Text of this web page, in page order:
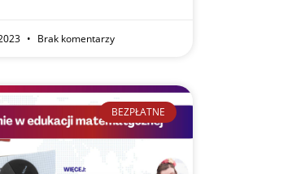
Brak komentarzy
BEZPŁATNE